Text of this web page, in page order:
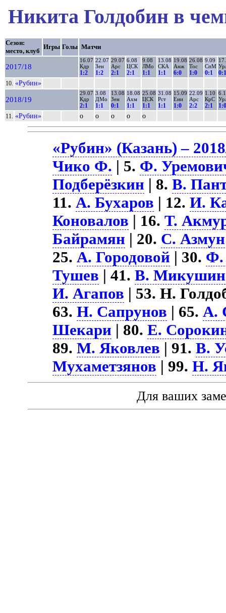
Никита Голдобин в
Сезон:
место, клуб
Игры Голы Матчи
2017/18
16.07
Кдр
1:2
22.07
Зен
1:2
29.07
Арс
2:1
6.08
ЦСК
2:1
9.08
ЛМо
1:1
13.08
СКА
1:1
19.08
Анж
6:0
26.08
Тос
1:0
9.09
СпМ
0:1 0:1
10. «Рубин»
2018/19
29.07
Кдр
2:1
3.08
ДМо
1:1
13.08
Зен
0:1
18.08
Ахм
1:1
25.08
ЦСК
1:1
31.08
Рст
1:1
15.09
Ени
1:0
22.09
Арс
2:2
1.10
КрС
2:1 1:0
11. «Рубин» о о о о о
«Рубин» (Казань) –
Чико Ф. | 5. Ф.
Подберёзкин | 8.В.
11.А. Бухаров | 12.И.
Коновалов | 16.Т.
Байрамян | 20. С. Азмун
25.А. Городовой | 30. Ф.
Тушев | 41.В. Микушин
И. Агапов | 53. Н.
63.Н. Сапрунов | 65.А.
Шекари | 80.Е.
89.М. Яковлев | 91.В.
Мухаметзянов | 99.Н.
Для ваших